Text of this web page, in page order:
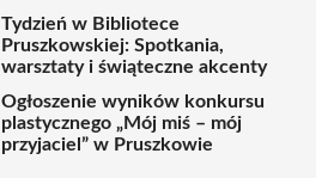
Tydzień w Bibliotece
Pruszkowskiej: Spotkania,
warsztaty i świąteczne akcenty
Ogłoszenie wyników konkursu
plastycznego „Mój miś – mój
przyjaciel” w Pruszkowie